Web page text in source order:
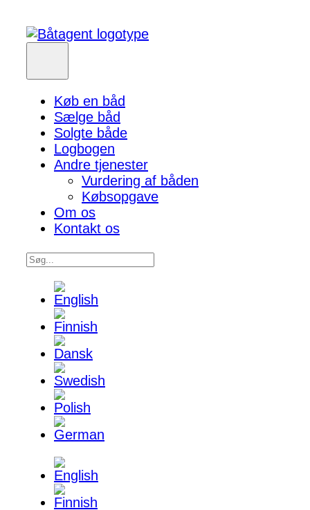
Køb en båd
Sælge båd
Solgte både
Logbogen
Andre tjenester
Vurdering af båden
Købsopgave
Om os
Kontakt os